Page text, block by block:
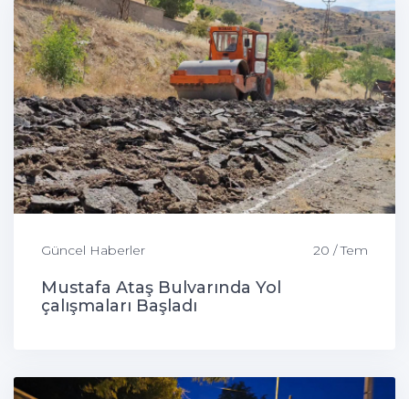
Güncel Haberler 20 / Tem
Mustafa Ataş Bulvarında Yol
çalışmaları Başladı